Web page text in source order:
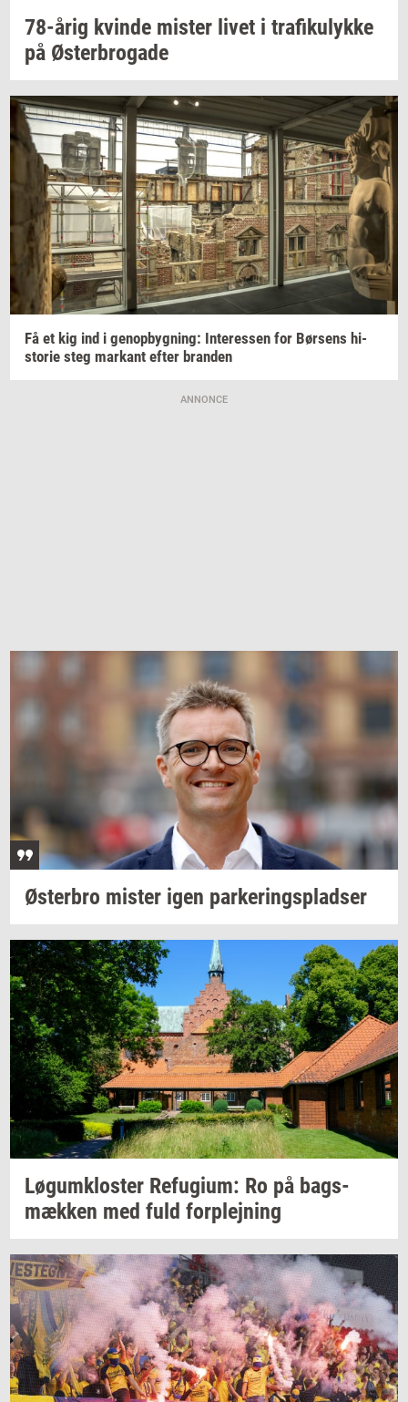
78-årig kvin­de mi­ster livet i tra­fi­ku­lyk­ke
på Øster­bro­ga­de
Få et kig ind i genop­byg­ning: In­ter­es­sen for Bør­sens hi­
sto­rie steg mar­kant efter bran­den
ANNONCE
Øster­bro mi­ster igen par­ke­rings­plad­ser
Løgum­klo­ster Re­fu­gi­um: Ro på bags­
mæk­ken med fuld for­plej­ning